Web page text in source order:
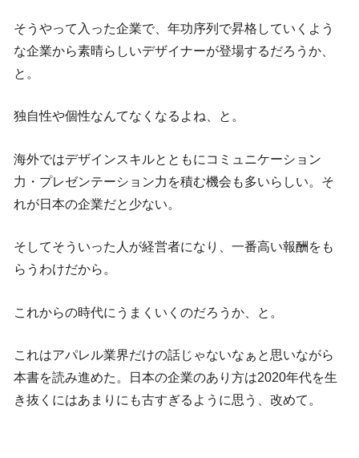
そうやって入った企業で、年功序列で昇格していくよう
な企業から素晴らしいデザイナーが登場するだろうか、
と。
独自性や個性なんてなくなるよね、と。
海外ではデザインスキルとともにコミュニケーション
力・プレゼンテーション力を積む機会も多いらしい。そ
れが日本の企業だと少ない。
そしてそういった人が経営者になり、一番高い報酬をも
らうわけだから。
これからの時代にうまくいくのだろうか、と。
これはアパレル業界だけの話じゃないなぁと思いながら
本書を読み進めた。日本の企業のあり方は2020年代を生
き抜くにはあまりにも古すぎるように思う、改めて。